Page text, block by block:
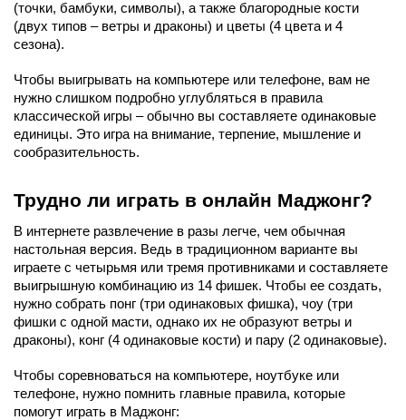
(точки, бамбуки, символы), а также благородные кости
(двух типов – ветры и драконы) и цветы (4 цвета и 4
сезона).
Чтобы выигрывать на компьютере или телефоне, вам не
нужно слишком подробно углубляться в правила
классической игры – обычно вы составляете одинаковые
единицы. Это игра на внимание, терпение, мышление и
сообразительность.
Трудно ли играть в онлайн Маджонг?
В интернете развлечение в разы легче, чем обычная
настольная версия. Ведь в традиционном варианте вы
играете с четырьмя или тремя противниками и составляете
выигрышную комбинацию из 14 фишек. Чтобы ее создать,
нужно собрать понг (три одинаковых фишка), чоу (три
фишки с одной масти, однако их не образуют ветры и
драконы), конг (4 одинаковые кости) и пару (2 одинаковые).
Чтобы соревноваться на компьютере, ноутбуке или
телефоне, нужно помнить главные правила, которые
помогут играть в Маджонг: